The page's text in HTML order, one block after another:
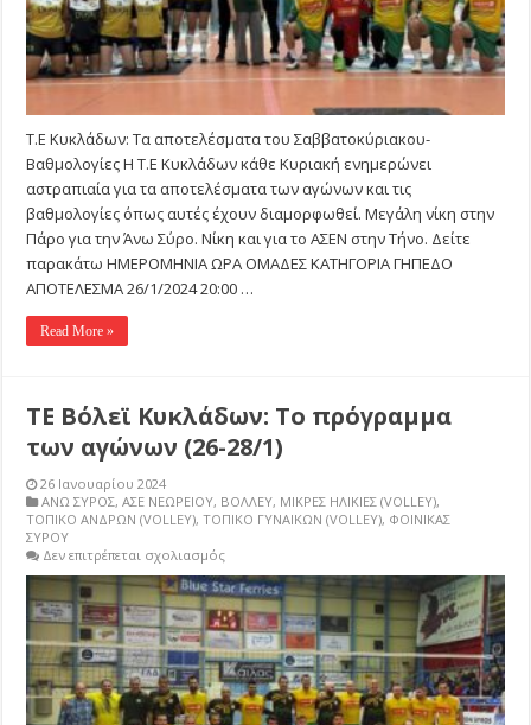
Τ.Ε Κυκλάδων: Τα αποτελέσματα του Σαββατοκύριακου-
Βαθμολογίες Η Τ.Ε Κυκλάδων κάθε Κυριακή ενημερώνει
αστραπιαία για τα αποτελέσματα των αγώνων και τις
βαθμολογίες όπως αυτές έχουν διαμορφωθεί. Μεγάλη νίκη στην
Πάρο για την Άνω Σύρο. Νίκη και για το ΑΣΕΝ στην Τήνο. Δείτε
παρακάτω ΗΜΕΡΟΜΗΝΙΑ ΩΡΑ ΟΜΑΔΕΣ ΚΑΤΗΓΟΡΙΑ ΓΗΠΕΔΟ
ΑΠΟΤΕΛΕΣΜΑ 26/1/2024 20:00 …
Read More »
ΤΕ Βόλεϊ Κυκλάδων: Το πρόγραμμα
των αγώνων (26-28/1)
26 Ιανουαρίου 2024
ΑΝΩ ΣΥΡΟΣ,ΑΣΕ ΝΕΩΡΕΙΟΥ, ΒΟΛΛΕΥ, ΜΙΚΡΕΣ ΗΛΙΚΙΕΣ (VOLLEY),
ΤΟΠΙΚΟ ΑΝΔΡΩΝ (VOLLEY),ΤΟΠΙΚΟ ΓΥΝΑΙΚΩΝ (VOLLEY), ΦΟΙΝΙΚΑΣ
ΣΥΡΟΥ
Δεν επιτρέπεται σχολιασμόςστο
ΤΕ
Βόλεϊ
Κυκλάδων:
Το
πρόγραμμα
των
αγώνων
(26-
28/1)